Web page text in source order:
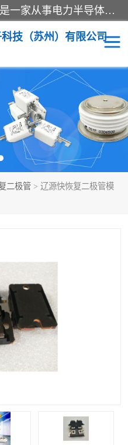
苏州沛易电子科技有限公司是一家从事电力半导体器件和电子元器件的专业代理及分销商，产品包括：IGBT模块、IPM模块、PIM模块、二极管、三极管、可控硅、整流桥、IGBT单管、IGBT电路驱动板、GTR达林顿模块、快恢复二极管、肖特基二极管、熔断器、IC集成电路、快速熔断器等。
技（苏州）有限公司
二极管 > 辽源快恢复二极管模
英飞凌
英飞凌IGBT模块
IXYS艾赛斯可控硅
SEMIKRON西门康可控硅